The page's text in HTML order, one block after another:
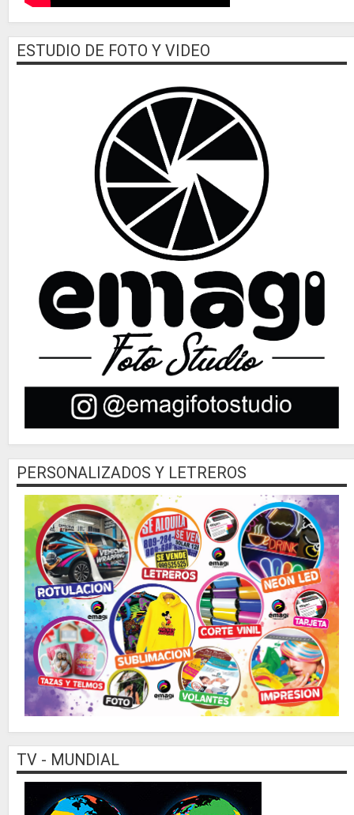
ESTUDIO DE FOTO Y VIDEO
PERSONALIZADOS Y LETREROS
TV - MUNDIAL